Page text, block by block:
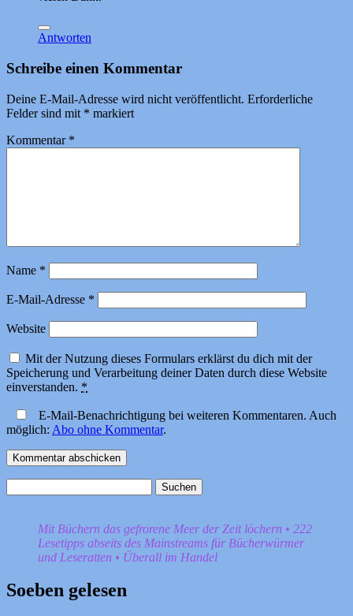
Antworten
Schreibe einen Kommentar
Deine E-Mail-Adresse wird nicht veröffentlicht. Erforderliche
Felder sind mit * markiert
Kommentar *
Name *
E-Mail-Adresse *
Website
Mit der Nutzung dieses Formulars erklärst du dich mit der
Speicherung und Verarbeitung deiner Daten durch diese Website
einverstanden. *
E-Mail-Benachrichtigung bei weiteren Kommentaren. Auch
möglich: Abo ohne Kommentar.
nach:
Mit Büchern das gefrorene Meer der Zeit löchern • 222
Lesetipps abseits des Mainstreams für Bücherwürmer
und Leseratten • Überall im Handel
Soeben gelesen